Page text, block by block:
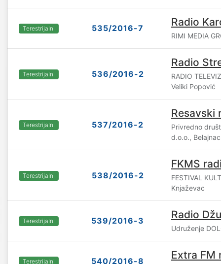
Terestrijalni 535/2016-7 Radio
RIMI MEDIA
Terestrijalni 536/2016-2
Radio
RADIO
Veliki Popović
Terestrijalni 537/2016-2
Resavski
Privredno
d.o.o., Belajnac
Terestrijalni 538/2016-2
FKMS
FESTIVAL
Knjaževac
Terestrijalni 539/2016-3 Radio
Udruženje
Terestrijalni 540/2016-8 Extra FM